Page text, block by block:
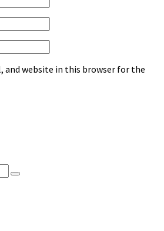
and website in this browser for the
Search